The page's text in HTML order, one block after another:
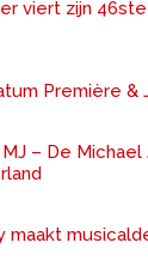
viert zijn
Première &
– De
maakt